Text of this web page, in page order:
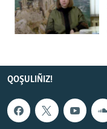
QOŞULIÑIZ!